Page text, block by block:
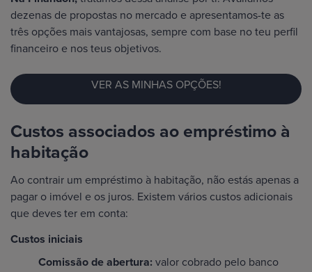
dezenas de propostas no mercado e apresentamos-te as
três opções mais vantajosas, sempre com base no teu perfil
financeiro e nos teus objetivos.
VER AS MINHAS OPÇÕES!
Custos associados ao empréstimo à
habitação
Ao contrair um empréstimo à habitação, não estás apenas a
pagar o imóvel e os juros. Existem vários custos adicionais
que deves ter em conta:
Custos iniciais
Comissão de abertura: valor cobrado pelo banco